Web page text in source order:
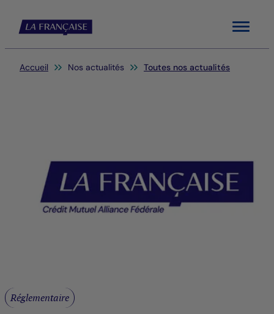
Menu
Vous êtes ici:
Accueil Nos actualités Toutes nos actualités
Réglementaire